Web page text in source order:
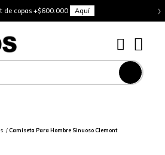
de copas +$600.000 Aquí ›
Camiseta Para Hombre Sinuoso Clemont